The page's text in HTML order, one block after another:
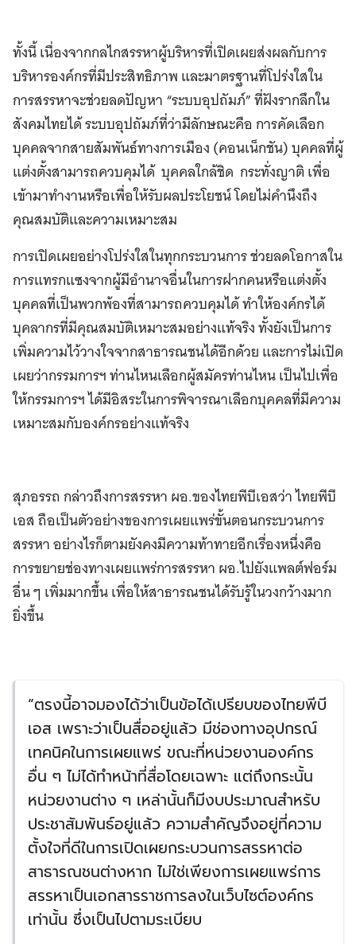
ทั้งนี้ เนื่องจากกลไกสรรหาผู้บริหารที่เปิดเผยส่งผลกับการ
บริหารองค์กรที่มีประสิทธิภาพ และมาตรฐานที่โปร่งใสใน
การสรรหาจะช่วยลดปัญหา “ระบบอุปถัมภ์” ที่ฝังรากลึกใน
สังคมไทยได้ ระบบอุปถัมภ์ที่ว่ามีลักษณะคือ การคัดเลือก
บุคคลจากสายสัมพันธ์ทางการเมือง (คอนเน็กชัน) บุคคลที่ผู้
แต่งตั้งสามารถควบคุมได้ บุคคลใกล้ชิด กระทั่งญาติ เพื่อ
เข้ามาทำงานหรือเพื่อให้รับผลประโยชน์ โดยไม่คำนึงถึง
คุณสมบัติและความเหมาะสม
การเปิดเผยอย่างโปร่งใสในทุกกระบวนการ ช่วยลดโอกาสใน
การแทรกแซงจากผู้มีอำนาจอื่นในการฝากคนหรือแต่งตั้ง
บุคคลที่เป็นพวกพ้องที่สามารถควบคุมได้ ทำให้องค์กรได้
บุคลากรที่มีคุณสมบัติเหมาะสมอย่างแท้จริง ทั้งยังเป็นการ
เพิ่มความไว้วางใจจากสาธารณชนได้อีกด้วย และการไม่เปิด
เผยว่ากรรมการฯ ท่านไหนเลือกผู้สมัครท่านไหน เป็นไปเพื่อ
ให้กรรมการฯ ได้มีอิสระในการพิจารณาเลือกบุคคลที่มีความ
เหมาะสมกับองค์กรอย่างแท้จริง
สุภอรรถ กล่าวถึงการสรรหา ผอ.ของไทยพีบีเอสว่า ไทยพีบี
เอส ถือเป็นตัวอย่างของการเผยแพร่ขั้นตอนกระบวนการ
สรรหา อย่างไรก็ตามยังคงมีความท้าทายอีกเรื่องหนึ่งคือ
การขยายช่องทางเผยแพร่การสรรหา ผอ.ไปยังแพลต์ฟอร์ม
อื่น ๆ เพิ่มมากขึ้น เพื่อให้สาธารณชนได้รับรู้ในวงกว้างมาก
ยิ่งขึ้น
“ตรงนี้อาจมองได้ว่าเป็นข้อได้เปรียบของไทยพีบี
เอส เพราะว่าเป็นสื่ออยู่แล้ว มีช่องทางอุปกรณ์
เทคนิคในการเผยแพร่ ขณะที่หน่วยงานองค์กร
อื่น ๆ ไม่ได้ทำหน้าที่สื่อโดยเฉพาะ แต่ถึงกระนั้น
หน่วยงานต่าง ๆ เหล่านั้นก็มีงบประมาณสำหรับ
ประชาสัมพันธ์อยู่แล้ว ความสำคัญจึงอยู่ที่ความ
ตั้งใจที่ดีในการเปิดเผยกระบวนการสรรหาต่อ
สาธารณชนต่างหาก ไม่ใช่เพียงการเผยแพร่การ
สรรหาเป็นเอกสารราชการลงในเว็บไซต์องค์กร
เท่านั้น ซึ่งเป็นไปตามระเบียบ